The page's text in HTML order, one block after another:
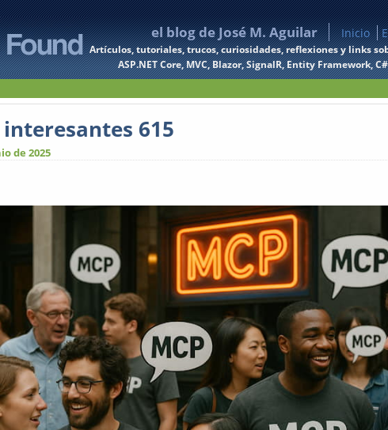
el blog de José M. Aguilar Inicio
Artículos, tutoriales, trucos, curiosidades, reflexiones y links
ASP.NET Core, MVC, Blazor, SignalR, Entity Framework,
interesantes 615
de 2025